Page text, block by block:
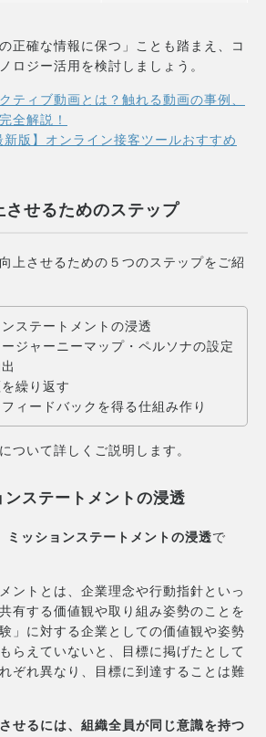
正確な情報に保つ」ことも踏まえ、コ
ロジー活用を検討しましょう。
ティブ動画とは？触れる動画の事例、
全解説！
新版】オンライン接客ツールおすすめ
させるためのステップ
上させるための５つのステップをご紹
ステートメントの浸透
ジャーニーマップ・ペルソナの設定
繰り返す
ィードバックを得る仕組み作り
ついて詳しくご説明します。
ステートメントの浸透
ミッションステートメントの浸透で
ントとは、企業理念や行動指針といっ
有する価値観や取り組み姿勢のことを
」に対する企業としての価値観や姿勢
らえていないと、目標に掲げたとして
ぞれ異なり、目標に到達することは難
せるには、組織全員が同じ意識を持つ